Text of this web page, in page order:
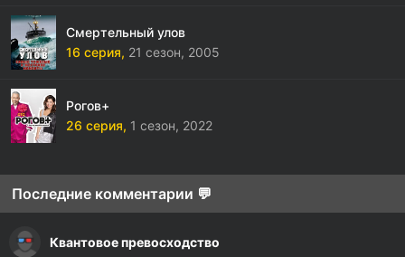
Смертельный улов
16 серия, 21 сезон, 2005
Рогов+
26 серия, 1 сезон, 2022
Последние комментарии 💬
Квантовое превосходство